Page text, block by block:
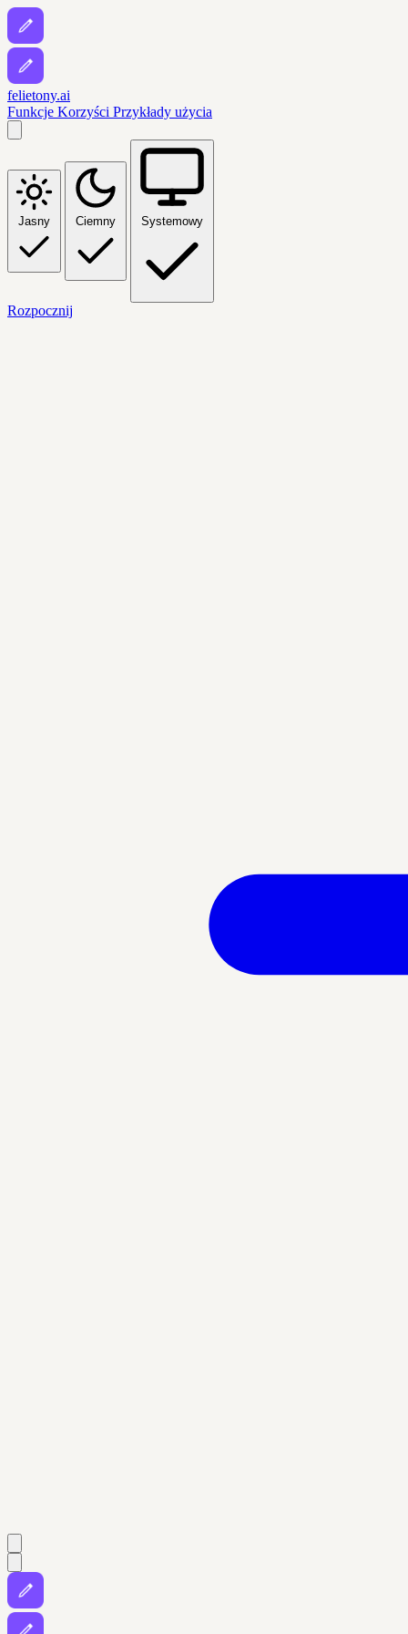
felietony.ai
Funkcje Korzyści Przykłady użycia
Jasny Ciemny Systemowy
Rozpocznij